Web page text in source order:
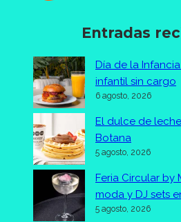
Entradas
Día de la
infantil sin cargo
6 agosto, 2026
El dulce de
Botana
5 agosto, 2026
Feria Circular by
moda y DJ sets
5 agosto, 2026